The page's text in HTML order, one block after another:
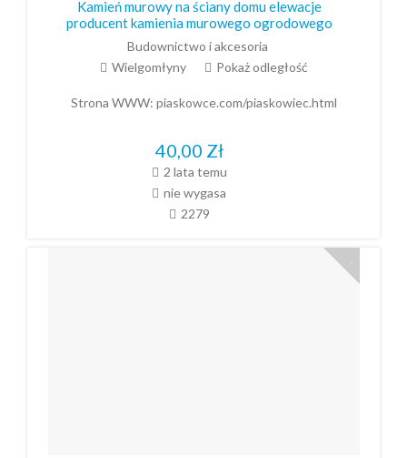
Kamień murowy na ściany domu elewacje
producent kamienia murowego ogrodowego
Budownictwo i akcesoria
Wielgomłyny
Pokaż odległość
Strona WWW: piaskowce.com/piaskowiec.html
40,00 Zł
2 lata temu
nie wygasa
2279